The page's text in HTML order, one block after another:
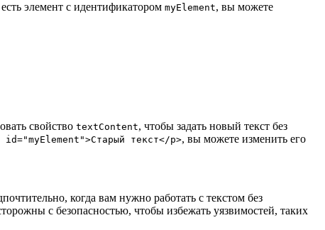
элемент с идентификатором myElement, вы можете
свойство textContent, чтобы задать новый текст без
id="myElement">Старый текст</p>, вы можете изменить его
когда вам нужно работать с текстом без
с безопасностью, чтобы избежать уязвимостей, таких